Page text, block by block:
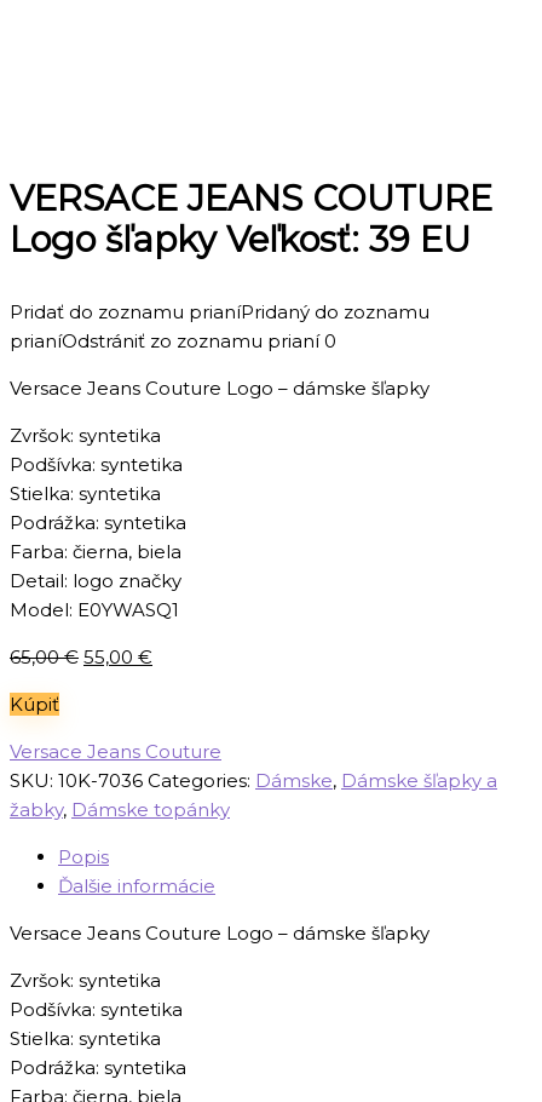
VERSACE JEANS COUTURE
Logo šľapky Veľkosť: 39 EU
Pridať do zoznamu prianíPridaný do zoznamu
prianíOdstrániť zo zoznamu prianí 0
Versace Jeans Couture Logo – dámske šľapky
Zvršok: syntetika
Podšívka: syntetika
Stielka: syntetika
Podrážka: syntetika
Farba: čierna, biela
Detail: logo značky
Model: E0YWASQ1
65,00€ Pôvodná
65,00 €.
55,00 €
55,00 €.
Kúpiť
Versace Jeans Couture
SKU: 10K-7036 Categories: Dámske, Dámske šľapky a
žabky, Dámske topánky
Popis
Ďalšie informácie
Versace Jeans Couture Logo – dámske šľapky
Zvršok: syntetika
Podšívka: syntetika
Stielka: syntetika
Podrážka: syntetika
Farba: čierna, biela